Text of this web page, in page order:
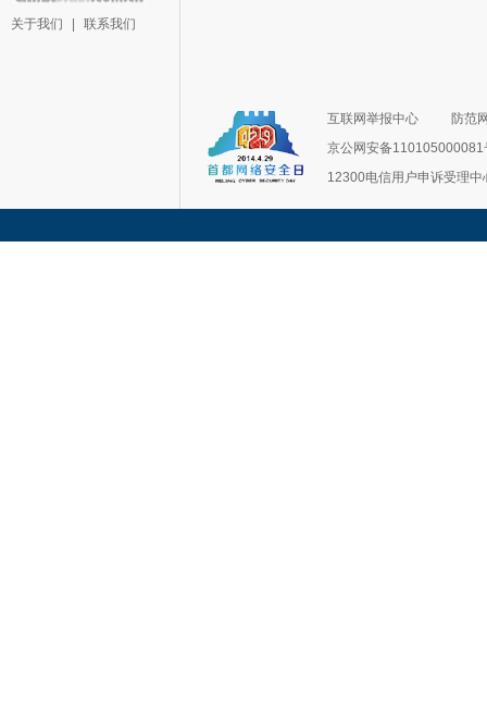
关于我们 联系我们
互联网举报中心
防范
京公网安备110105000081
12300电信用户申诉受理中